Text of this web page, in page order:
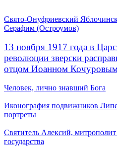
Свято-Онуфриевский
Серафим (Остроумов)
13 ноября 1917 года в
революции зверски
отцом Иоанном
Человек, лично знавший Бога
Иконография подвижников
портреты
Святитель Алексий,
государства